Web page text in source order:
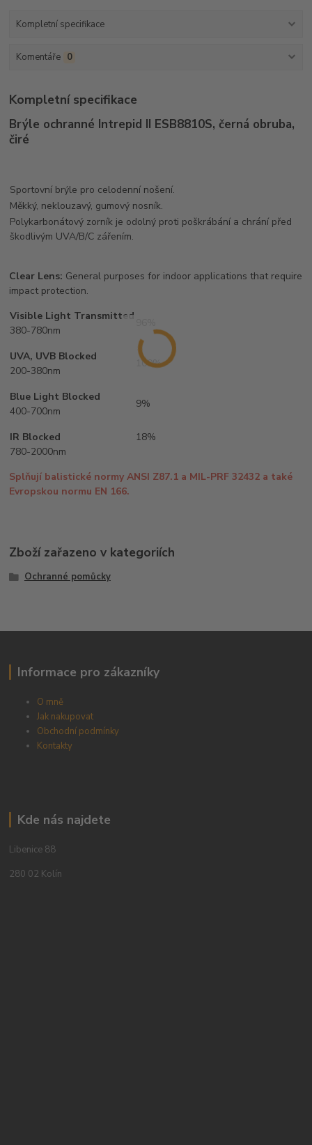
Kompletní specifikace
Komentáře 0
Kompletní specifikace
Brýle ochranné Intrepid II ESB8810S, černá obruba,
čiré
Sportovní brýle pro celodenní nošení.
Měkký, neklouzavý, gumový nosník.
Polykarbonátový zorník je odolný proti poškrábání a chrání před
škodlivým UVA/B/C zářením.
Clear Lens: General purposes for indoor applications that require
impact protection.
Visible Light Transmitted
380-780nm
UVA, UVB Blocked
200-380nm
100%
Blue Light Blocked
400-700nm
9%
IR Blocked
780-2000nm
18%
Splňují balistické normy ANSI Z87.1 a MIL-PRF 32432 a také
Evropskou normu EN 166.
Zboží zařazeno v kategoriích
Ochranné pomůcky
Informace pro zákazníky
O mně
Jak nakupovat
Obchodní podmínky
Kontakty
Kde nás najdete
Libenice 88
280 02 Kolín